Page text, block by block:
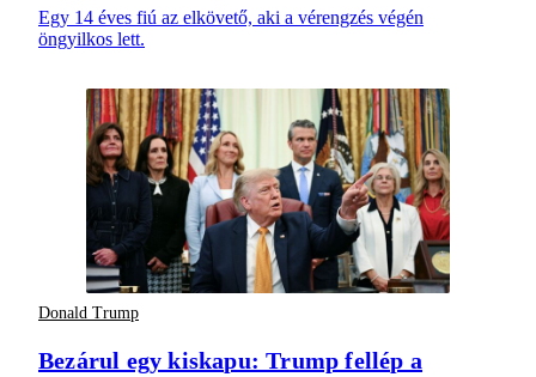
Egy 14 éves fiú az elkövető, aki a vérengzés végén
öngyilkos lett.
Donald Trump
Bezárul egy kiskapu: Trump fellép a